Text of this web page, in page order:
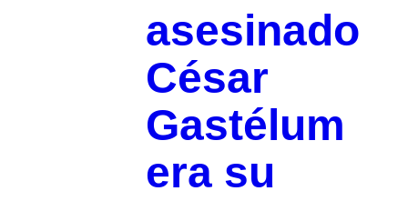
asesinado
César
Gastélum
era su